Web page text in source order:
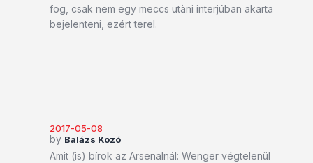
fog, csak nem egy meccs utàni interjúban akarta
bejelenteni, ezért terel.
2017-05-08
by Balázs Kozó
Amit (is) bírok az Arsenalnál: Wenger végtelenül